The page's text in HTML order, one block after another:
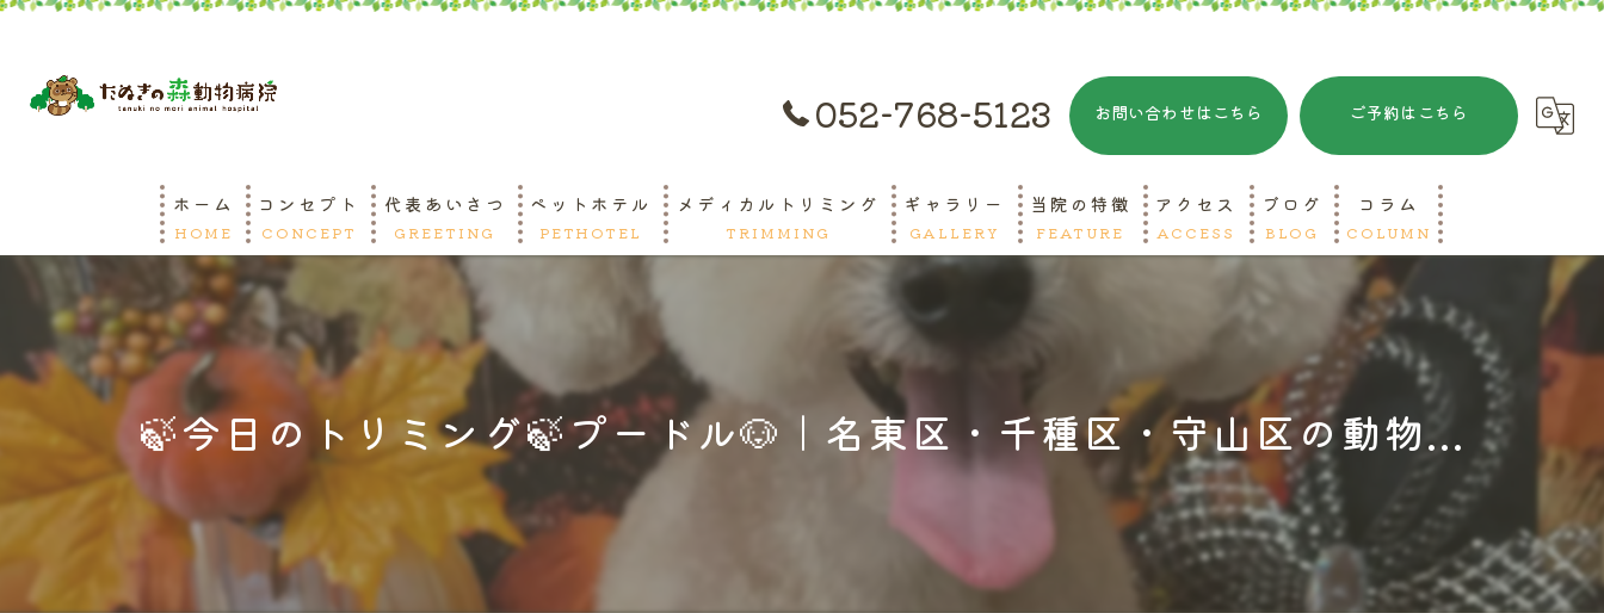
052-768-5123 お問い合わせはこちら ご予約はこちら
ホーム
HOME
コンセプト
CONCEPT
代表あいさつ
GREETING
ペットホテル
PETHOTEL
メディカルトリミング
TRIMMING
ギャラリー
GALLERY
当院の特徴
FEATURE
緊急対応
守山区の動物病院
千種区の動物病院
アクセス
ACCESS
ブログ
BLOG
コラム
COLUMN
🍃今日のトリミング🍃プードル🐶｜名東区・千種区・守山区の動物...